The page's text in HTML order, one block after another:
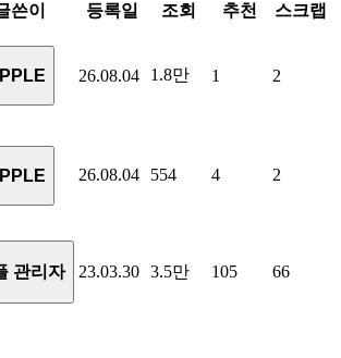
쓴이 등록일 조회 추천
스크랩
26.08.04 1.8만 1 2
26.08.04 554 4 2
관리자 23.03.30 3.5만 105 66